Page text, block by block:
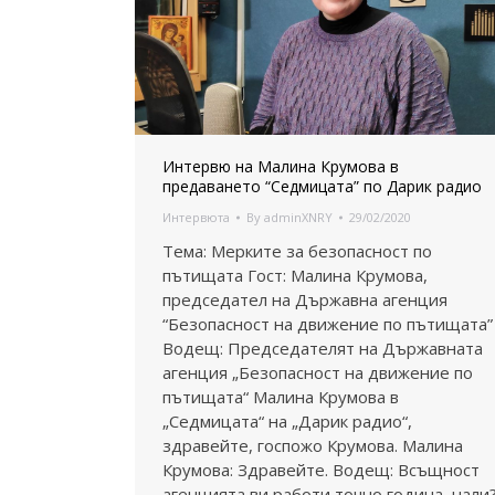
Интервю на Малина Крумова в
предаването “Седмицата” по Дарик радио
Интервюта By adminXNRY 29/02/2020
Тема: Мерките за безопасност по
пътищата Гост: Малина Крумова,
председател на Държавна агенция
“Безопасност на движение по пътищата”
Водещ: Председателят на Държавната
агенция „Безопасност на движение по
пътищата“ Малина Крумова в
„Седмицата“ на „Дарик радио“,
здравейте, госпожо Крумова. Малина
Крумова: Здравейте. Водещ: Всъщност